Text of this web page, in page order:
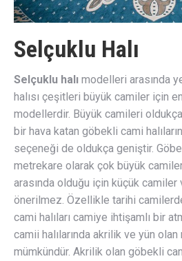
Selçuklu Halı
Selçuklu halı modelleri arasında
halısı çeşitleri büyük camiler için
modellerdir. Büyük camileri
bir hava katan göbekli cami
seçeneği de oldukça geniştir.
metrekare olarak çok büyük
arasında olduğu için küçük
önerilmez. Özellikle tarihi
cami halıları camiye ihtişamlı bir
camii halılarında akrilik ve yün
mümkündür. Akrilik olan göbekli